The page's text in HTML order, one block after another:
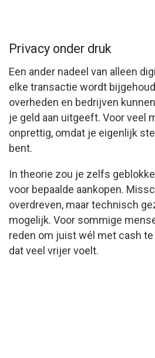
Privacy onder druk
Een ander nadeel van alleen
elke transactie wordt
overheden en bedrijven
je geld aan uitgeeft. Voor veel
onprettig, omdat je eigenlijk
bent.
In theorie zou je zelfs
voor bepaalde aankopen.
overdreven, maar technisch
mogelijk. Voor sommige
reden om juist wél met cash
dat veel vrijer voelt.